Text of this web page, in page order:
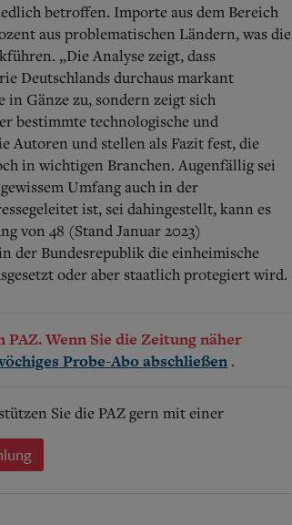
betroffen. Importe aus dem Bereich
aus problematischen Ländern, was die
„Die Analyse zeigt, dass
Deutschlands durchaus markant
Gänze zu, sondern zeigt sich
bestimmte technologische und
Autoren und stellen als Fazit fest, die
in wichtigen Branchen. Augenfällig sei
Umfang auch in der
ist, sei dahingestellt, kann es
von 48 (Stand Januar 2023)
der Bundesrepublik die einheimische
oder aber staatlich protegiert wird.
Wenn Sie die Zeitung näher
Probe-Abo abschließen .
Sie die PAZ gern mit einer